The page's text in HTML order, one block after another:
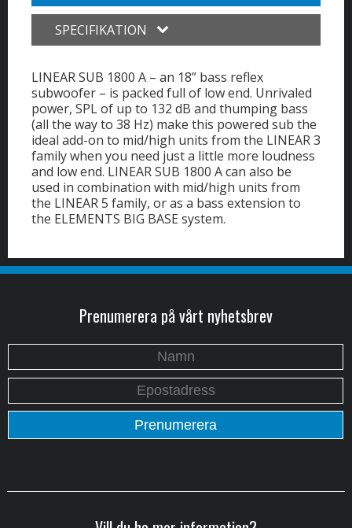
SPECIFIKATION
LINEAR SUB 1800 A – an 18” bass reflex
subwoofer – is packed full of low end. Unrivaled
power, SPL of up to 132 dB and thumping bass
(all the way to 38 Hz) make this powered sub the
ideal add-on to mid/high units from the LINEAR 3
family when you need just a little more loudness
and low end. LINEAR SUB 1800 A can also be
used in combination with mid/high units from
the LINEAR 5 family, or as a bass extension to
the ELEMENTS BIG BASE system.
Prenumerera på vårt nyhetsbrev